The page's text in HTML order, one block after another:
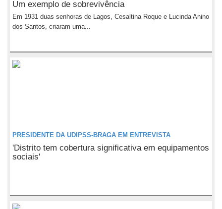
Um exemplo de sobrevivência
Em 1931 duas senhoras de Lagos, Cesaltina Roque e Lucinda Anino
dos Santos, criaram uma...
PRESIDENTE DA UDIPSS-BRAGA EM ENTREVISTA
'Distrito tem cobertura significativa em equipamentos
sociais'